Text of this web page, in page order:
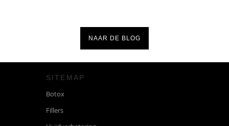
NAAR DE BLOG
SITEMAP
Botox
Fillers